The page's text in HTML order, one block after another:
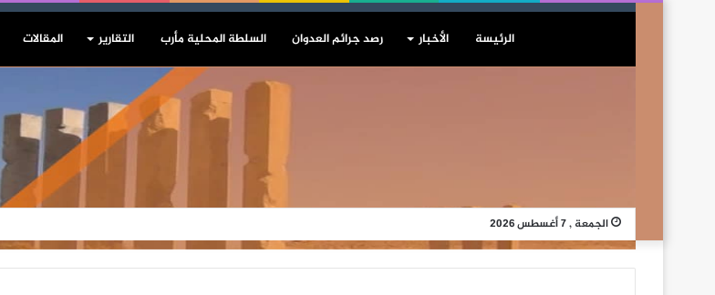
الرئيسة الأخبار رصد جرائم العدوان السلطة المحلية مأرب التقارير المقالات
الجمعة , 7 أغسطس 2026